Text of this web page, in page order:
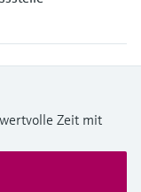
Zeit mit